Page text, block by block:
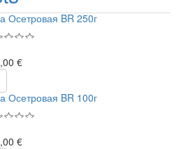
Осетровая BR 250г
€
Осетровая BR 100г
€